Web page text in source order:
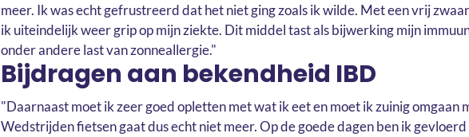
meer. Ik was echt gefrustreerd dat het niet ging zoals ik wilde. Met een vrij
ik uiteindelijk weer grip op mijn ziekte. Dit middel tast als bijwerking mijn
onder andere last van zonneallergie."
Bijdragen aan bekendheid IBD
"Daarnaast moet ik zeer goed opletten met wat ik eet en moet ik zuinig omgaan
Wedstrijden fietsen gaat dus echt niet meer. Op de goede dagen ben ik gevloerd